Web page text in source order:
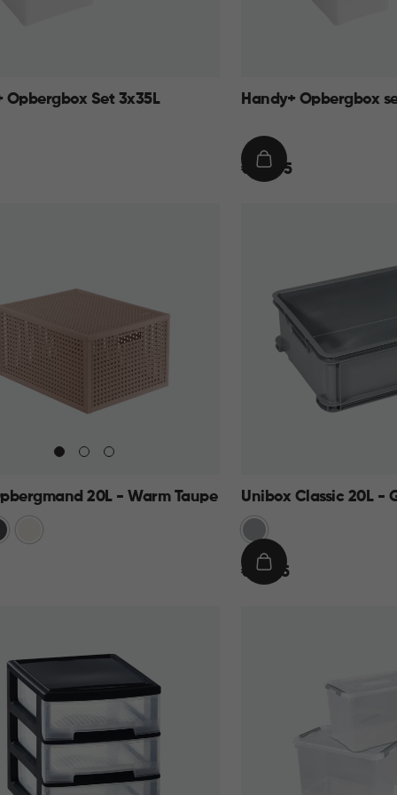
Opbergbox Set 3x35L Handy+ Opbergbox
€€ 34,95
IN
20L - Warm Taupe Unibox Classic 20L -
Grijs
€€ 12,95
IN